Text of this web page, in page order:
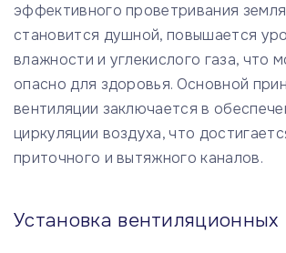
эффективного проветривания
становится душной, повышается
влажности и углекислого газа, что
опасно для здоровья. Основной
вентиляции заключается в
циркуляции воздуха, что
приточного и вытяжного каналов.
Установка вентиляционных